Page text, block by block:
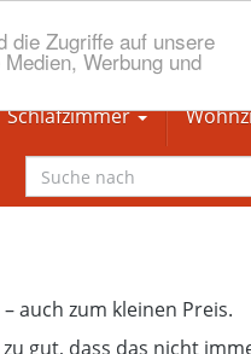
die Zugriffe auf unsere
Werbung und
Schlafzimmer
auch zum kleinen Preis.
gut, dass das nicht